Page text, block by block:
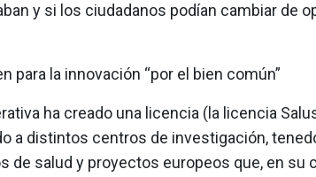
y si los ciudadanos podían cambiar de
para la innovación “por el bien común”
ha creado una licencia (la licencia
a distintos centros de investigación,
de salud y proyectos europeos que, en su